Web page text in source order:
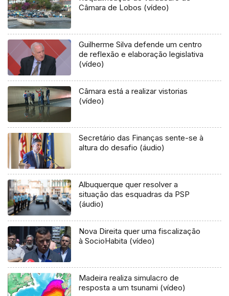
Câmara de Lobos (vídeo)
Guilherme Silva defende um centro
de reflexão e elaboração legislativa
(vídeo)
Câmara está a realizar vistorias
(vídeo)
Secretário das Finanças sente-se à
altura do desafio (áudio)
Albuquerque quer resolver a
situação das esquadras da PSP
(áudio)
Nova Direita quer uma fiscalização
à SocioHabita (vídeo)
Madeira realiza simulacro de
resposta a um tsunami (vídeo)